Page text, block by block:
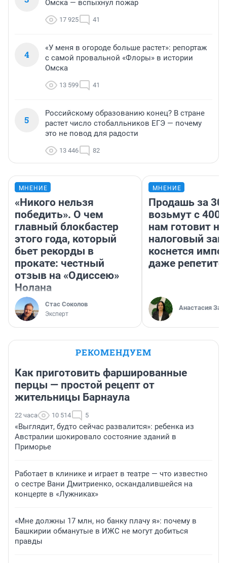
Омска — вспыхнул пожар
17 925 41
4
«У меня в огороде больше растет»: репортаж
с самой провальной «Флоры» в истории
Омска
13 599 41
5
Российскому образованию конец? В стране
растет число стобалльников ЕГЭ — почему
это не повод для радости
13 446 82
МНЕНИЕ
«Никого нельзя
победить». О чем
главный блокбастер
этого года, который
бьет рекорды в
прокате: честный
отзыв на «Одиссею»
Нолана
Стас Соколов
Эксперт
МНЕНИЕ
Продашь за
возьмут с
нам готовит
налоговый
коснется
даже
Анастасия
РЕКОМЕНДУЕМ
Как приготовить фаршированные
перцы — простой рецепт от
жительницы Барнаула
22 часа 10 514 5
«Выглядит, будто сейчас развалится»: ребенка из
Австралии шокировало состояние зданий в
Приморье
Работает в клинике и играет в театре — что известно
о сестре Вани Дмитриенко, оскандалившейся на
концерте в «Лужниках»
«Мне должны 17 млн, но банку плачу я»: почему в
Башкирии обманутые в ИЖС не могут добиться
правды